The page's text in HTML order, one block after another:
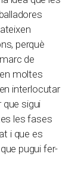
perquè
de
moltes
interlocutar
que sigui
les fases
i que es
pugui fer-